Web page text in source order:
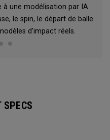
à une modélisation par IA
le spin, le départ de balle
d’impact réels.
SPECS